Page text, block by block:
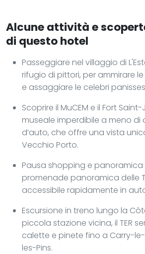
Alcune attività e
di questo hotel
Passeggiare nel villaggio di
rifugio di pittori, per ammirare
e assaggiare le celebri
Scoprire il MuCEM e il Fort
museale imperdibile a meno di
d’auto, che offre una vista
Vecchio Porto.
Pausa shopping e
promenade panoramica delle
accessibile rapidamente in
Escursione in treno lungo la
piccola stazione vicina, il TER
calette e pinete fino a Carry-
les-Pins.